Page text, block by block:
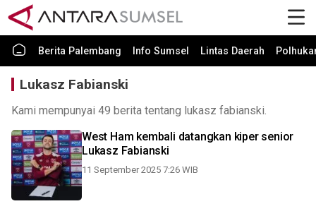
Berita Palembang Info Sumsel Lintas Daerah
Lukasz Fabianski
Kami mempunyai 49 berita tentang lukasz fabianski.
West Ham kembali datangkan kiper senior
Lukasz Fabianski
11 September 2025 7:26 WIB